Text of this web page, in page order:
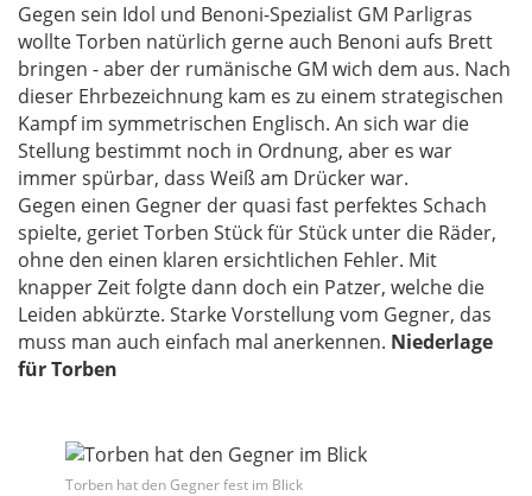
Gegen sein Idol und Benoni-Spezialist GM Parligras
wollte Torben natürlich gerne auch Benoni aufs Brett
bringen - aber der rumänische GM wich dem aus. Nach
dieser Ehrbezeichnung kam es zu einem strategischen
Kampf im symmetrischen Englisch. An sich war die
Stellung bestimmt noch in Ordnung, aber es war
immer spürbar, dass Weiß am Drücker war.
Gegen einen Gegner der quasi fast perfektes Schach
spielte, geriet Torben Stück für Stück unter die Räder,
ohne den einen klaren ersichtlichen Fehler. Mit
knapper Zeit folgte dann doch ein Patzer, welche die
Leiden abkürzte. Starke Vorstellung vom Gegner, das
muss man auch einfach mal anerkennen. Niederlage
für Torben
Torben hat den Gegner fest im Blick